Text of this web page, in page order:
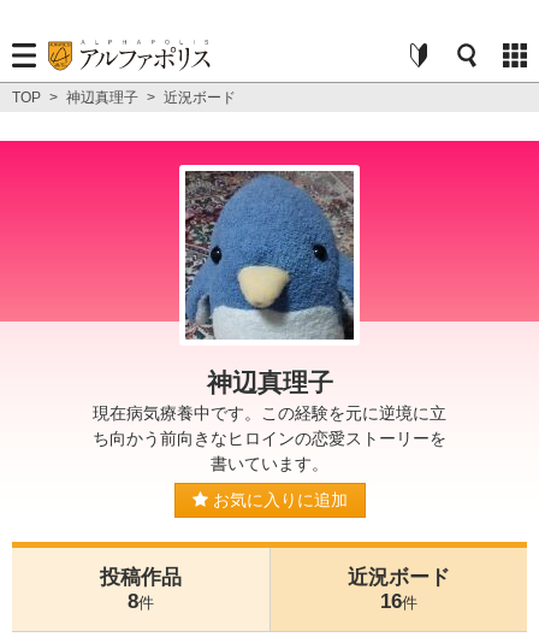
TOP > 神辺真理子 > 近況ボード
神辺真理子
現在病気療養中です。この経験を元に逆境に立
ち向かう前向きなヒロインの恋愛ストーリーを
書いています。
お気に入りに追加
投稿作品
8件
近況ボード
16件